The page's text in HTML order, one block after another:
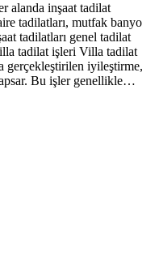
alanda inşaat tadilat
tadilatları, mutfak banyo
tadilatları genel tadilat
tadilat işleri Villa tadilat
gerçekleştirilen iyileştirme,
Bu işler genellikle…